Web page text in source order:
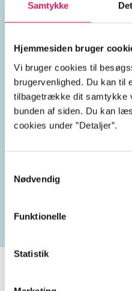
Samtykke
Hjemmesiden bruger
Vi bruger cookies til
brugervenlighed. Du kan til
tilbagetrække dit samtykke
bunden af siden. Du kan
cookies under ”Detaljer”.
Nødvendig
Funktionelle
Statistik
Emneord
storke
venskab